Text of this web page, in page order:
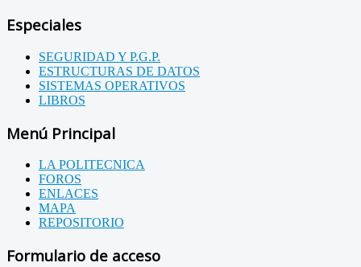
Especiales
SEGURIDAD Y P.G.P.
ESTRUCTURAS DE DATOS
SISTEMAS OPERATIVOS
LIBROS
Menú Principal
LA POLITECNICA
FOROS
ENLACES
MAPA
REPOSITORIO
Formulario de acceso